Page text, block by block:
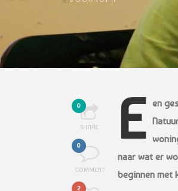
0
SHARE
0
COMMENT
2
E en
naar wat er
beginnen met